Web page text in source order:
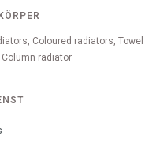
Coloured radiators, Towel
radiator